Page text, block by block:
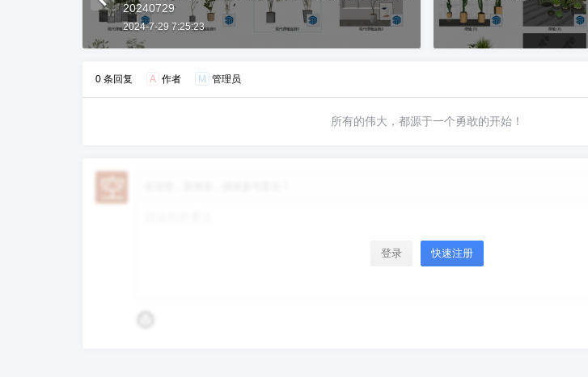
20240729
2024-7-29 7:25:23
0 条回复 A 作者 M 管理员
所有的伟大，都源于一个勇敢的开始！
登录 快速注册